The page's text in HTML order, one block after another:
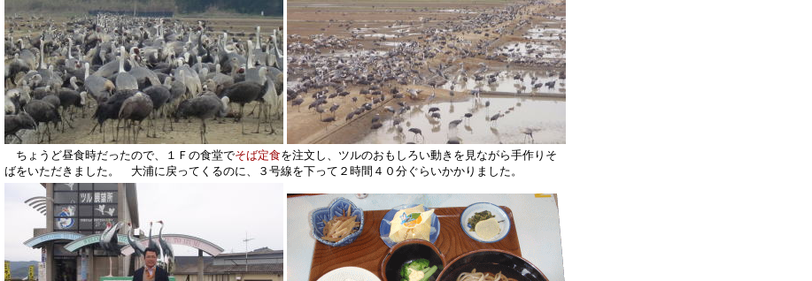
ちょうど昼食時だったので、１Ｆの食堂でそば定食を注文し、ツルのおもしろい動きを見ながら手作りそ
ばをいただきました。 大浦に戻ってくるのに、３号線を下って２時間４０分ぐらいかかりました。